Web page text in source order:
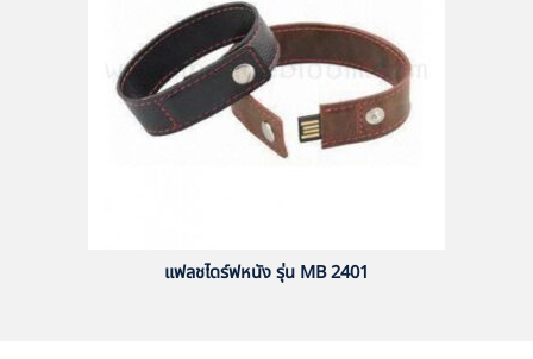
แฟลชไดร์ฟหนัง รุ่น MB 2401